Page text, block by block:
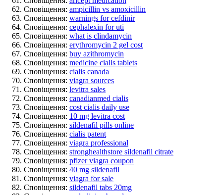
Сповіщення: ampicillin vs amoxicillin
Сповіщення: warnings for cefdinir
Сповіщення: cephalexin for uti
Сповіщення: what is clindamycin
Сповіщення: erythromycin 2 gel cost
Сповіщення: buy azithromycin
Сповіщення: medicine cialis tablets
Сповіщення: cialis canada
Сповіщення: viagra sources
Сповіщення: levitra sales
Сповіщення: canadianmed cialis
Сповіщення: cost cialis daily use
Сповіщення: 10 mg levitra cost
Сповіщення: sildenafil pills online
Сповіщення: cialis patent
Сповіщення: viagra professional
Сповіщення: stronghealthstore sildenafil citrate
Сповіщення: pfizer viagra coupon
Сповіщення: 40 mg sildenafil
Сповіщення: viagra for sale
Сповіщення: sildenafil tabs 20mg